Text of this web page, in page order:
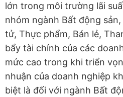
lớn trong môi trường lãi
nhóm ngành Bất động
tử, Thực phẩm, Bán lẻ,
bẩy tài chính của các
mức cao trong khi triển
nhuận của doanh nghiệp
biệt là đối với ngành Bất